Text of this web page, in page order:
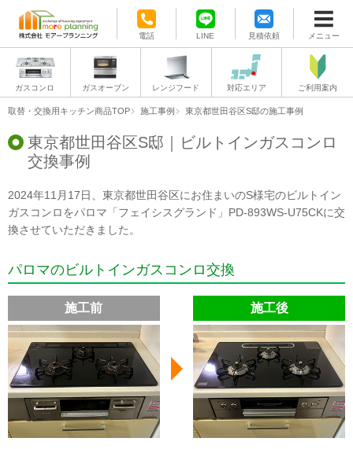
電話 LINE 見積依頼 メニュー
ガスコンロ ガスオーブン レンジフード 対応エリア ご利用案内
取替・交換用キッチン商品TOP 施工事例 東京都世田谷区S邸の施工事例
東京都世田谷区S邸｜ビルトインガスコンロ
交換事例
2024年11月17日、東京都世田谷区にお住まいのS様宅のビルトイン
ガスコンロをパロマ「フェイシスグランド」PD-893WS-U75CKに交
換させていただきました。
パロマのビルトインガスコンロ交換
施工前 施工後